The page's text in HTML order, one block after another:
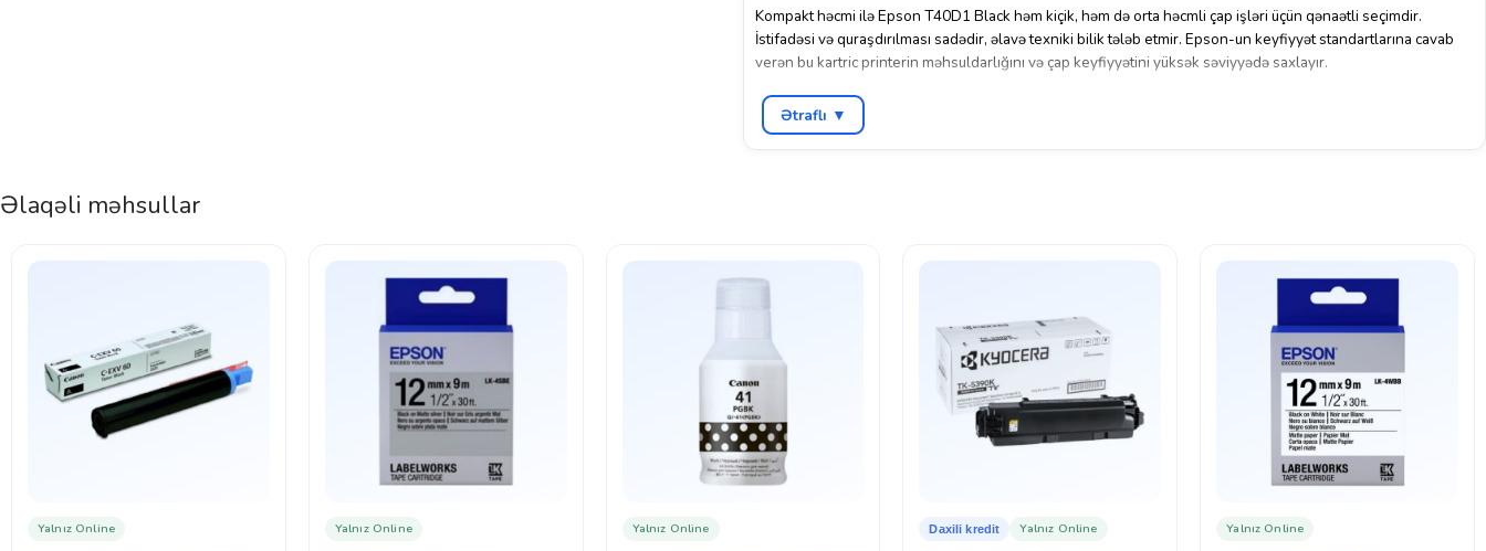
Kompakt həcmi ilə Epson T40D1 Black həm kiçik, həm də orta həcmli çap işləri üçün qənaətli seçimdir.
İstifadəsi və quraşdırılması sadədir, əlavə texniki bilik tələb etmir. Epson-un keyfiyyət standartlarına cavab
verən bu kartric printerin məhsuldarlığını və çap keyfiyyətini yüksək səviyyədə saxlayır.
Epson T40D1 Black (C13T40D140) etibarlılıq, davamlılıq və dəqiqliyi bir araya gətirərək, geniş formatlı
printerlərdə sabit və peşəkar nəticələr əldə etmək istəyənlər üçün doğru seçimdir.
Ətraflı ▼
Əlaqəli məhsullar
Yalnız Online Yalnız Online Yalnız Online Daxili kredit Yalnız Online Yalnız Online